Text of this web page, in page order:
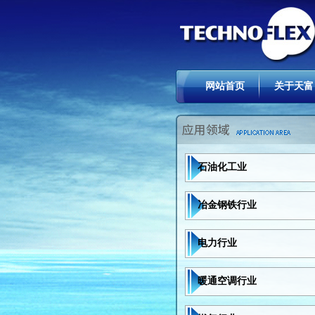
网站首页 关于天富
石油化工业
冶金钢铁行业
电力行业
暖通空调行业